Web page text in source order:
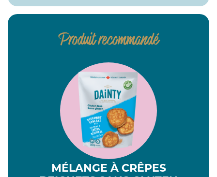
Produit recommandé
MÉLANGE À CRÊPES